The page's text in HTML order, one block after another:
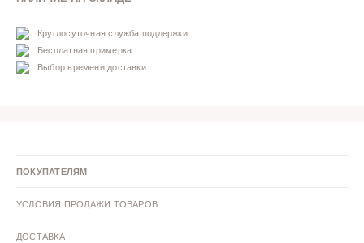
Круглосуточная служба поддержки.
Бесплатная примерка.
Выбор времени доставки.
ПОКУПАТЕЛЯМ
УСЛОВИЯ ПРОДАЖИ ТОВАРОВ
ДОСТАВКА